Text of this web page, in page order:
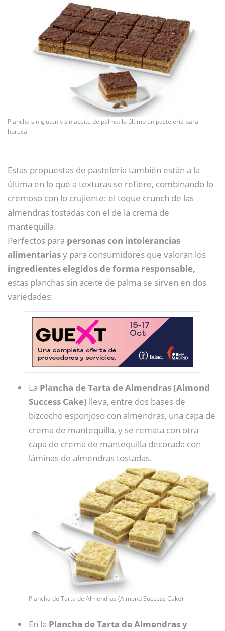
Plancha sin gluten y sin aceite de palma: lo último en pastelería para
horeca
Estas propuestas de pastelería también están a la
última en lo que a texturas se refiere, combinando lo
cremoso con lo crujiente: el toque crunch de las
almendras tostadas con el de la crema de
mantequilla.
Perfectos para personas con intolerancias
alimentariasy para consumidores que valoran los
ingredientes elegidos de forma responsable,
estas planchas sin aceite de palma se sirven en dos
variedades:
La Plancha de Tarta de Almendras (Almond
Success Cake) lleva, entre dos bases de
bizcocho esponjoso con almendras, una capa de
crema de mantequilla, y se remata con otra
capa de crema de mantequilla decorada con
láminas de almendras tostadas.
Plancha de Tarta de Almendras (Almond Success Cake)
En la Plancha de Tarta de Almendras y